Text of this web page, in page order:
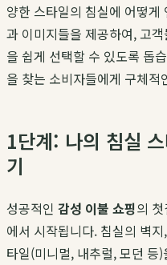
양한 스타일의 침실에 어떻
과 이미지들을 제공하여, 고
을 쉽게 선택할 수 있도록 돕
을 찾는 소비자들에게 구체적
1단계: 나의 침실
기
성공적인 감성 이불 쇼핑의
에서 시작됩니다. 침실의 벽
타일(미니멀, 내추럴, 모던 등